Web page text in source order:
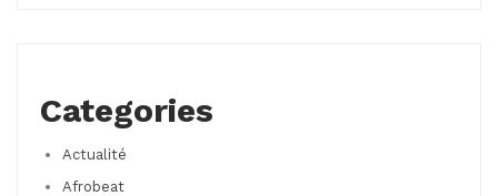
Categories
Actualité
Afrobeat